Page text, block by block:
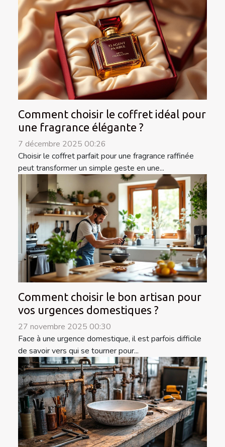
Comment choisir le coffret idéal pour
une fragrance élégante ?
7 décembre 2025 00:26
Choisir le coffret parfait pour une fragrance raffinée
peut transformer un simple geste en une...
Comment choisir le bon artisan pour
vos urgences domestiques ?
27 novembre 2025 00:30
Face à une urgence domestique, il est parfois difficile
de savoir vers qui se tourner pour...